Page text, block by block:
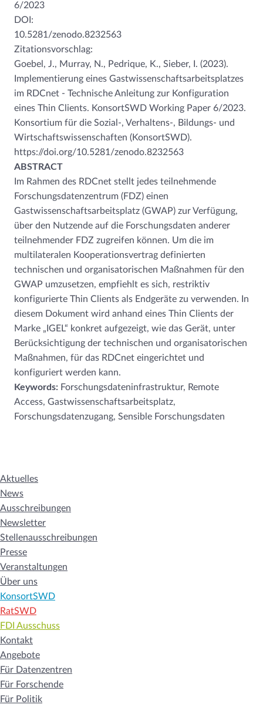
6/2023
DOI:
10.5281/zenodo.8232563
Zitationsvorschlag:
Goebel, J., Murray, N., Pedrique, K., Sieber, I. (2023).
Implementierung eines Gastwissenschaftsarbeitsplatzes
im RDCnet - Technische Anleitung zur Konfiguration
eines Thin Clients. KonsortSWD Working Paper 6/2023.
Konsortium für die Sozial-, Verhaltens-, Bildungs- und
Wirtschaftswissenschaften (KonsortSWD).
https://doi.org/10.5281/zenodo.8232563
ABSTRACT
Im Rahmen des RDCnet stellt jedes teilnehmende
Forschungsdatenzentrum (FDZ) einen
Gastwissenschaftsarbeitsplatz (GWAP) zur Verfügung,
über den Nutzende auf die Forschungsdaten anderer
teilnehmender FDZ zugreifen können. Um die im
multilateralen Kooperationsvertrag definierten
technischen und organisatorischen Maßnahmen für den
GWAP umzusetzen, empfiehlt es sich, restriktiv
konfigurierte Thin Clients als Endgeräte zu verwenden. In
diesem Dokument wird anhand eines Thin Clients der
Marke „IGEL“ konkret aufgezeigt, wie das Gerät, unter
Berücksichtigung der technischen und organisatorischen
Maßnahmen, für das RDCnet eingerichtet und
konfiguriert werden kann.
Keywords: Forschungsdateninfrastruktur, Remote
Access, Gastwissenschaftsarbeitsplatz,
Forschungsdatenzugang, Sensible Forschungsdaten
Aktuelles
News
Ausschreibungen
Newsletter
Stellenausschreibungen
Presse
Veranstaltungen
Über uns
KonsortSWD
RatSWD
FDI Ausschuss
Kontakt
Angebote
Für Datenzentren
Für Forschende
Für Politik